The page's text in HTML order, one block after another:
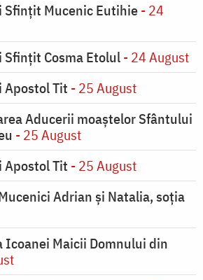
Sfinţit Mucenic Eutihie- 24
Cosma Etolul- 24 August
Tit - 25 August
Aducerii moaştelor Sfântului
- 25 August
Tit - 25 August
Adrian şi Natalia, soţia
Icoanei Maicii Domnului din